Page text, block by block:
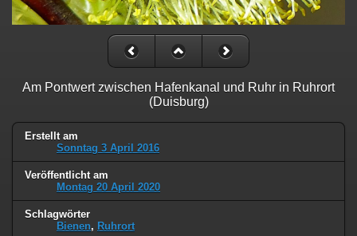
Am Pontwert zwischen Hafenkanal und Ruhr in Ruhrort
(Duisburg)
Erstellt am
Sonntag 3 April 2016
Veröffentlicht am
Montag 20 April 2020
Schlagwörter
Bienen, Ruhrort